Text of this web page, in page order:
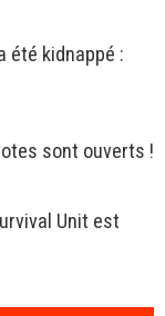
été kidnappé :
sont ouverts !
Unit est